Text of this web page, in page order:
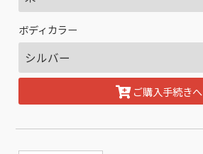
ボディカラー
ご購入手続きへ